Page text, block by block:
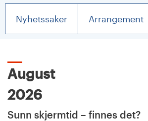
Nyhetssaker Arrangement
August
2026
Sunn skjermtid – finnes det?